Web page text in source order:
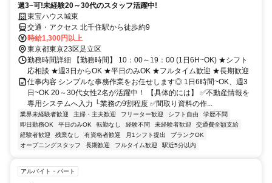
週3~可!未経験20～30代のスタッフ活躍中!
東宝ハウス城東
交通・アクセス 北千住駅から徒歩約9
時給1,300円以上
東京都東京23区足立区
勤務時間詳細 【勤務時間】 10：00～19：00 (1日6H~OK) ★シフト
応相談 ★週3日からOK ★平日のみOK ★フルタイム歓迎 ★長期歓迎
仕事内容 シンプルな事務作業をお任せします◎ 1日6時間~OK、週3
日~OK 20～30代女性2名が活躍中！ 【具体的には】 ✅不動産情報を
専用システムへ入力 └業務の9割程度 ✅間取り資料の作...
業界未経験者歓迎 主婦・主夫歓迎 フリーター歓迎 シフト自由
学歴不問
即日勤務OK
平日のみOK 転勤なし 経験不問 未経験者歓迎
交通費全額支給
経験者歓迎
残業なし 有資格者歓迎 月1シフト提出
ブランクOK
オープニングスタッフ
長期歓迎 フルタイム歓迎 駅近5分以内
アルバイト・パート